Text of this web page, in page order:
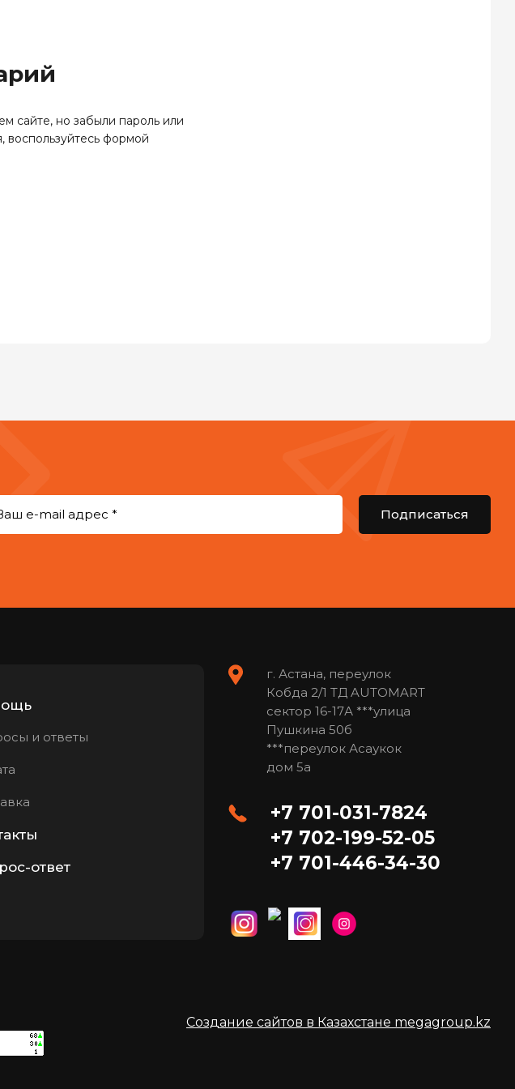
сайте, но забыли пароль или
формой
Подписаться
и ответы
ответ
г. Астана, переулок
Кобда 2/1 ТД AUTOMART
сектор 16-17А ***улица
Пушкина 50б
***переулок Асаукок
дом 5а
+7 701-031-7824
+7 702-199-52-05
+7 701-446-34-30
Создание сайтов в Казахстане megagroup.kz